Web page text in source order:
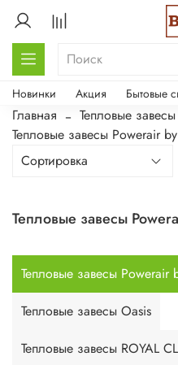
Новинки Акция Бытовые
Главная
Тепловые завесы
Тепловые завесы Powerair
Тепловые завесы
Тепловые завесы Powerair
Тепловые завесы Oasis
Тепловые завесы ROYAL